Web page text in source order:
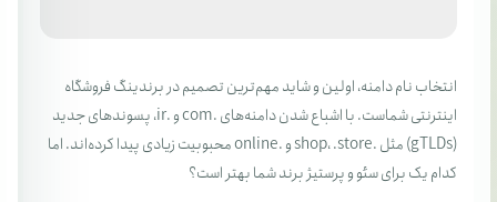
انتخاب نام دامنه، اولین و شاید مهم‌ترین تصمیم در برندینگ فروشگاه
اینترنتی شماست. با اشباع شدن دامنه‌های .com و .ir، پسوندهای جدید
(gTLDs) مثل .shop، .store و .online محبوبیت زیادی پیدا کرده‌اند. اما
کدام یک برای سئو و پرستیژ برند شما بهتر است؟